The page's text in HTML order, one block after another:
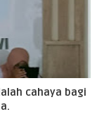
cahaya bagi